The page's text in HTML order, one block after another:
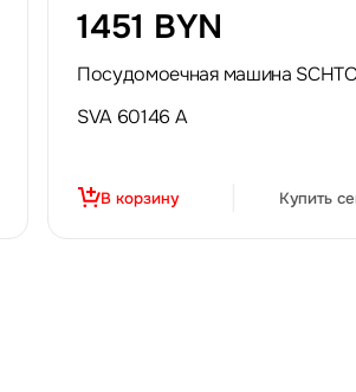
1451 BYN
Посудомоечная машина
SVA 60146 A
В корзину Купить